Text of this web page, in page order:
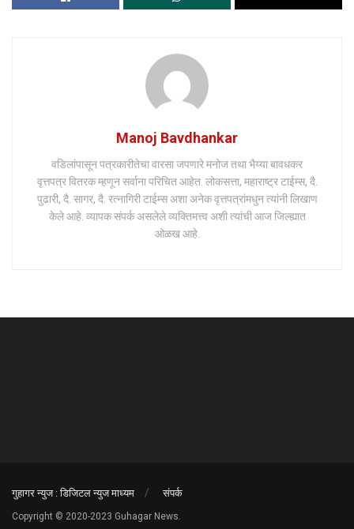
Manoj Bavdhankar
वडिलांपासून पत्रकारीतेचा वारसा जपणारे मनोज तथा भैय्या बावधकर
वृत्तपत्र वितरक म्हणून सर्वाना परिचित आहेत. लोकसत्ता, महाराष्ट्र टाईम्स, दै.
पुढारी, दै. सागर, दै. रत्नागिरी टाईम्स अशा अनेक वृत्तपत्रांमधुन त्यांनी लिखाण
केले आहे. व्यापक संपर्क असलेले व्यक्तिमत्त्व अशी त्यांची आज जिल्ह्यात
ओळख आहे.
गुहागर न्युज : डिजिटल न्युज माध्यम संपर्क
Copyright © 2020-2023 Guhagar News.